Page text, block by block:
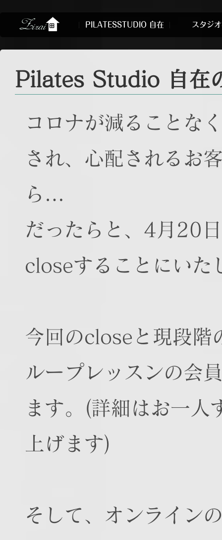
PILATESSTUDIO 自在 スタジ
Pilates Studio 自在
コロナが減ることな
され、心配されるお
ら…
だったらと、4月20
closeすることにいた
今回のcloseと現段階
ループレッスンの会
ます。(詳細はお一人
上げます)
そして、オンライン